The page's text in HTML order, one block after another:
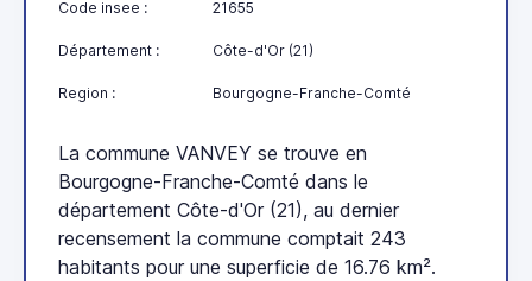
Code insee : 21655
Département : Côte-d'Or (21)
Region : Bourgogne-Franche-Comté
La commune VANVEY se trouve en
Bourgogne-Franche-Comté dans le
département Côte-d'Or (21), au dernier
recensement la commune comptait 243
habitants pour une superficie de 16.76 km².